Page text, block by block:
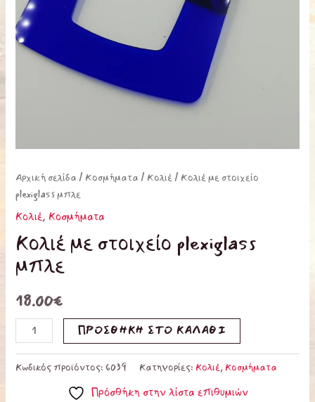
Αρχική σελίδα / Κοσμήματα / Κολιέ/ Κολιέ με στοιχείο
plexiglass μπλε
Κολιέ, Κοσμήματα
Κολιέ με στοιχείο plexiglass
μπλε
18.00€
ΠΡΟΣΘΉΚΗ ΣΤΟ ΚΑΛΆΘΙ
Κωδικός προϊόντος:6039 Κατηγορίες: Κολιέ,Κοσμήματα
Πρόσθήκη στην λίστα επιθυμιών